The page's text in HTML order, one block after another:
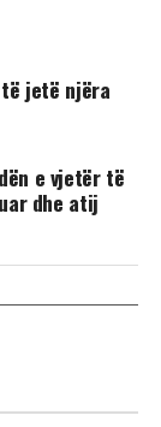
të jetë njëra
e vjetër të
dhe atij